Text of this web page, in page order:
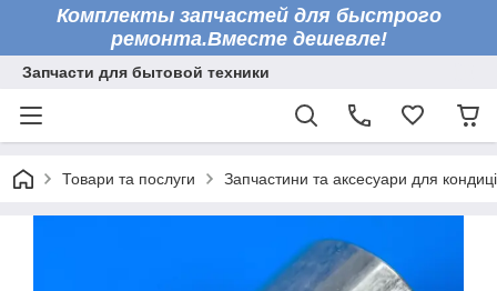
Комплекты запчастей для быстрого
ремонта.Вместе дешевле!
Запчасти для бытовой техники
Товари та послуги Запчастини та аксесуари для